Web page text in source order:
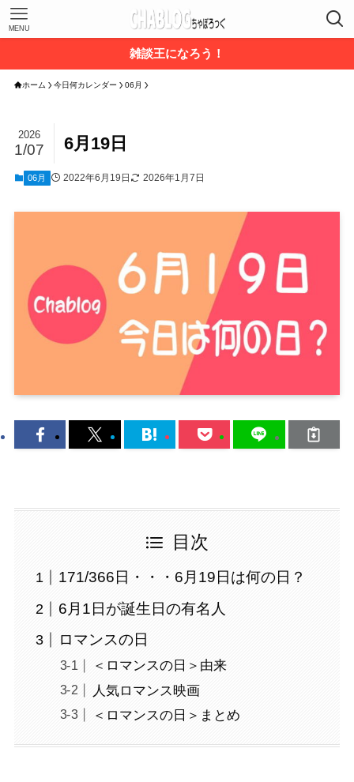
MENU
雑談王になろう！
ホーム 今日何カレンダー 06月
6月19日
2026
1/07
06月 2022年6月19日 2026年1月7日
目次
171/366日・・・6月19日は何の日？
6月1日が誕生日の有名人
ロマンスの日
＜ロマンスの日＞由来
人気ロマンス映画
＜ロマンスの日＞まとめ